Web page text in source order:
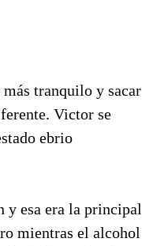
tranquilo y sacar
Victor se
ebrio
y esa era la principal
mientras el alcohol